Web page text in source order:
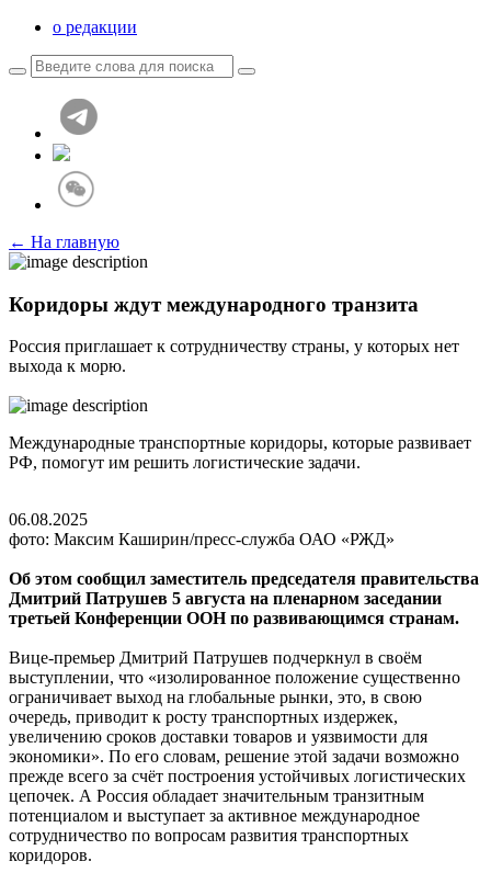
о редакции
← На главную
Коридоры ждут международного транзита
Россия приглашает к сотрудничеству страны, у которых нет
выхода к морю.
Международные транспортные коридоры, которые развивает
РФ, помогут им решить логистические задачи.
06.08.2025
фото: Максим Каширин/пресс-служба ОАО «РЖД»
Об этом сообщил заместитель председателя правительства
Дмитрий Патрушев 5 августа на пленарном заседании
третьей Конференции ООН по развивающимся странам.
Вице-премьер Дмитрий Патрушев подчеркнул в своём
выступлении, что «изолированное положение существенно
ограничивает выход на глобальные рынки, это, в свою
очередь, приводит к росту транспортных издержек,
увеличению сроков доставки товаров и уязвимости для
экономики». По его словам, решение этой задачи возможно
прежде всего за счёт построения устойчивых логистических
цепочек. А Россия обладает значительным транзитным
потенциалом и выступает за активное международное
сотрудничество по вопросам развития транспортных
коридоров.